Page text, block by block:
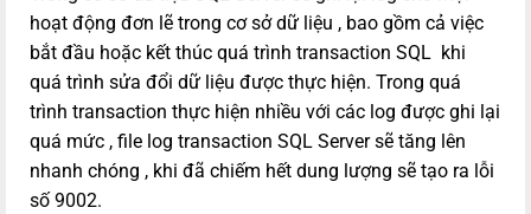
hoạt động đơn lẽ trong cơ sở dữ liệu , bao gồm cả việc
bắt đầu hoặc kết thúc quá trình transaction SQL khi
quá trình sửa đổi dữ liệu được thực hiện. Trong quá
trình transaction thực hiện nhiều với các log được ghi lại
quá mức , file log transaction SQL Server sẽ tăng lên
nhanh chóng , khi đã chiếm hết dung lượng sẽ tạo ra lỗi
số 9002.